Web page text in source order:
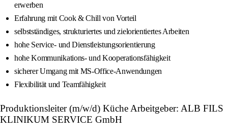
erwerben
Erfahrung mit Cook & Chill von Vorteil
selbstständiges, strukturiertes und zielorientiertes Arbeiten
hohe Service- und Dienstleistungsorientierung
hohe Kommunikations- und Kooperationsfähigkeit
sicherer Umgang mit MS-Office-Anwendungen
Flexibilität und Teamfähigkeit
Produktionsleiter (m/w/d) Küche Arbeitgeber: ALB FILS
KLINIKUM SERVICE GmbH